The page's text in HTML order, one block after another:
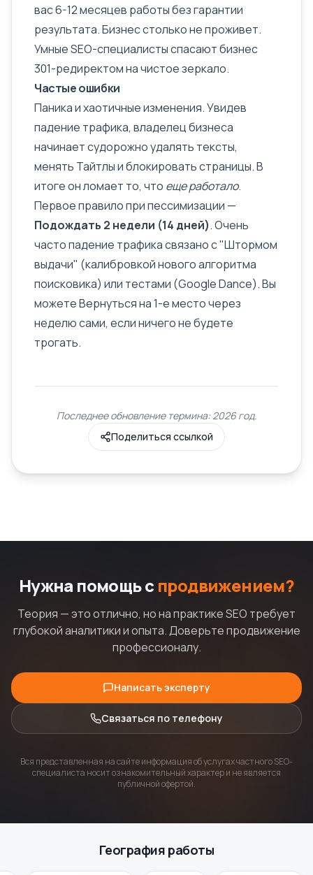
вас 6-12 месяцев работы без гарантии
результата. Бизнес столько не проживет.
Умные SEO-специалисты спасают бизнес
301-редиректом на чистое зеркало.
Частые ошибки
Паника и хаотичные изменения. Увидев
падение трафика, владелец бизнеса
начинает судорожно удалять тексты,
менять Тайтлыи блокировать страницы. В
итоге он ломает то, что еще работало.
Первое правило при пессимизации —
Подождать 2 недели (14 дней). Очень
часто падение трафика связано с "Штормом
выдачи" (калибровкой нового алгоритма
поисковика) или тестами (Google Dance). Вы
можете Вернуться на 1-е место через
неделю сами, если ничего не будете
трогать.
Последнее обновление термина: 2026 год.
Поделиться ссылкой
Нужна помощь с продвижением?
Теория — это отлично, но на практике SEO требует
глубокой аналитики и опыта. Доверьте продвижение
профессионалу.
Написать эксперту
Связаться по телефону
Вся представленная на сайте информация об услугах частного SEO-
специалиста носит ознакомительный характер и не является
публичной офертой.
География работы